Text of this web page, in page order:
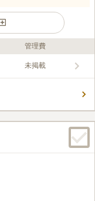
帯にある公営霊園で
気持ちのいい環境です。
管理費
未掲載